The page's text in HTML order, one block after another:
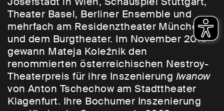
Theater Basel, Berliner Ensemble und
mehrfach am Residenztheater München
und dem Burgtheater. Im November 2018
gewann Mateja Koležnik den
renommierten österreichischen Nestroy-
Theaterpreis für ihre Inszenierung Iwanow
von Anton Tschechow am Stadttheater
Klagenfurt. Ihre Bochumer Inszenierung